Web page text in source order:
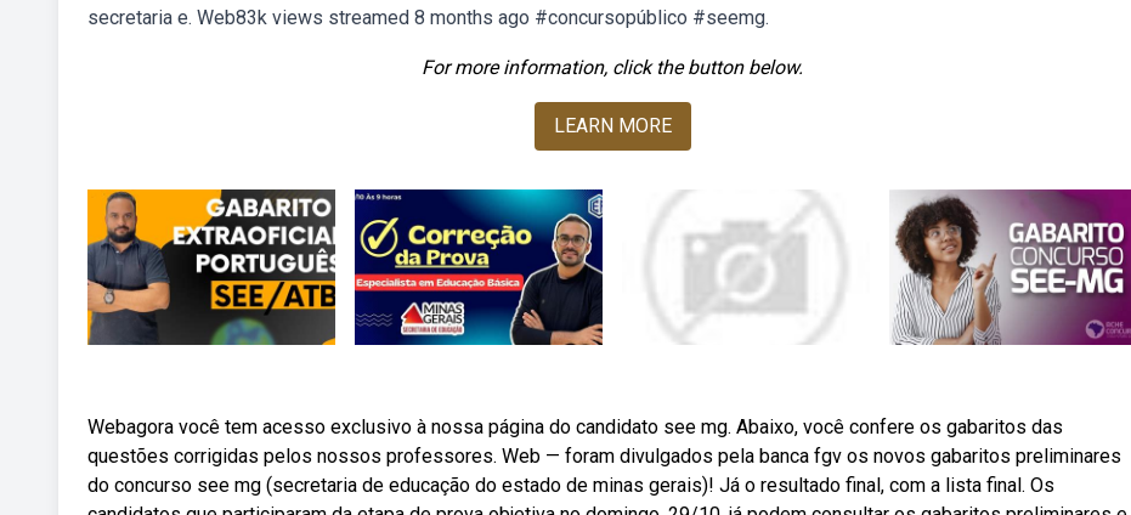
secretaria e. Web83k views streamed 8 months ago #concursopúblico #seemg.
For more information, click the button below.
LEARN MORE
Webagora você tem acesso exclusivo à nossa página do candidato see mg. Abaixo, você confere os gabaritos das
questões corrigidas pelos nossos professores. Web — foram divulgados pela banca fgv os novos gabaritos preliminares
do concurso see mg (secretaria de educação do estado de minas gerais)! Já o resultado final, com a lista final. Os